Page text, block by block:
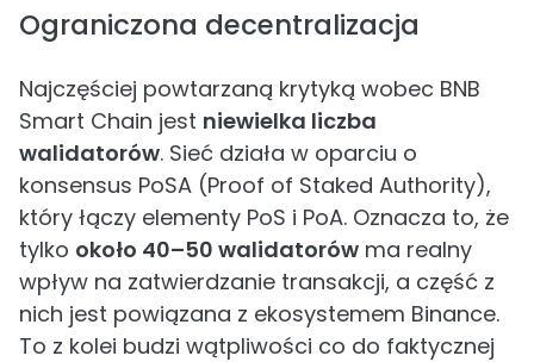
Ograniczona decentralizacja
Najczęściej powtarzaną krytyką wobec BNB
Smart Chain jest niewielka liczba
walidatorów. Sieć działa w oparciu o
konsensus PoSA (Proof of Staked Authority),
który łączy elementy PoS i PoA. Oznacza to, że
tylko około 40–50 walidatorów ma realny
wpływ na zatwierdzanie transakcji, a część z
nich jest powiązana z ekosystemem Binance.
To z kolei budzi wątpliwości co do faktycznej